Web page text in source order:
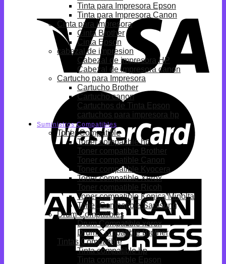
Tinta para Impresora Epson
Tinta para Impresora Canon
Cinta para impresora
Cinta Brother
Cinta Epson
cabezal de impresion
Cabezal de impresora HP
Cabezal de impresora canon
Cartucho para Impresora
Cartucho Brother
Cartucho canon
Cartuchos de Tinta Epson
cartuchos para impresora hp
Suministros Compatibles
Toner Compatible
Toner compatible hp
Toner compatible Brother
Toner compatible Canon
Toner compatible Kyocera
Toner compatible Xerox
Toner compatible Ricoh
Toner compatible Konica Minolta
Toner Compatible Samsung
Drum Compatibles
Drum Compatible xerox
Drum Compatible Brother
Tintas Compatible
Tinta compatible hp
Tinta compatible Epson